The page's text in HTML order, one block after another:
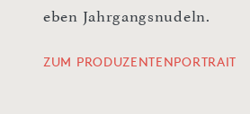
eben Jahrgangsnudeln.
ZUM PRODUZENTENPORTRAIT